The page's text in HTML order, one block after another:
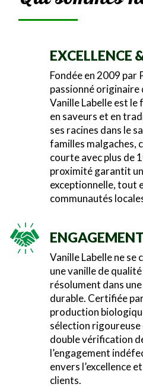
EXCELLENCE
Fondée en 2009 par
passionné originaire
Vanille Labelle est
en saveurs et en
ses racines dans le
familles malgaches,
courte avec plus de
proximité garantit
exceptionnelle, tout
communautés
Vanille Labelle ne
une vanille de
résolument dans
durable. Certifiée
production
sélection
double vérification
l’engagement
envers l’excellence
clients.